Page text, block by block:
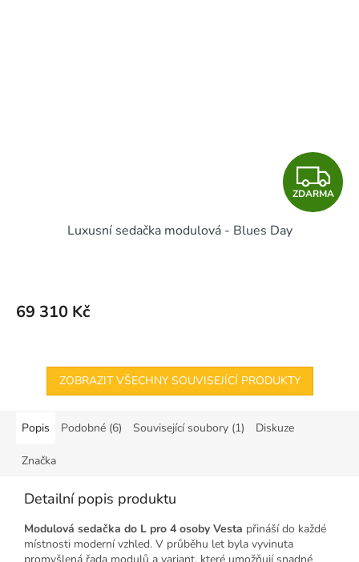
Z
D
ZDARMA
Luxusní sedačka modulová - Blues Day
69 310 Kč
ZOBRAZIT VŠECHNY SOUVISEJÍCÍ PRODUKTY
Popis Podobné (6) Související soubory (1) Diskuze
Značka
Detailní popis produktu
Modulová sedačka do L pro 4 osoby Vesta přináší do každé
místnosti moderní vzhled. V průběhu let byla vyvinuta